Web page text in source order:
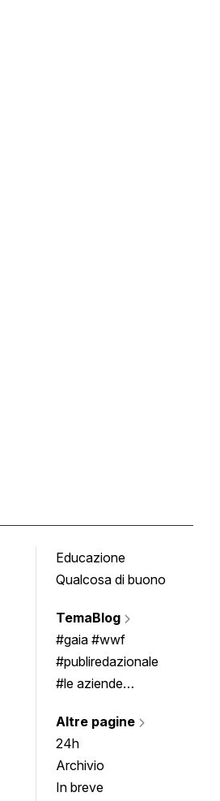
Educazione
Qualcosa di buono
TemaBlog
#gaia #wwf
#publiredazionale
#le aziende
Altre pagine
24h
Archivio
In breve